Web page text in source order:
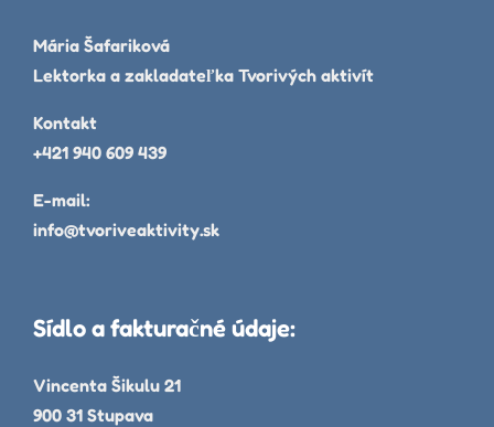
Mária Šafariková
Lektorka a zakladateľka Tvorivých aktivít
Kontakt
+421 940 609 439
E-mail:
info@tvoriveaktivity.sk
Sídlo a fakturačné údaje:
Vincenta Šikulu 21
900 31 Stupava